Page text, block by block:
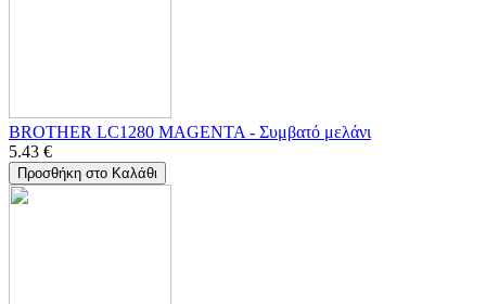
BROTHER LC1280 MAGENTA - Συμβατό μελάνι
5.43 €
Προσθήκη στο Καλάθι